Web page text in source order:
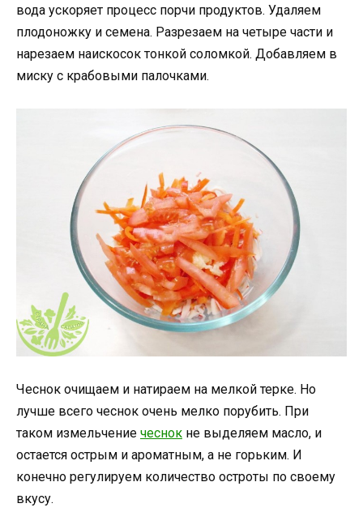
вода ускоряет процесс порчи продуктов. Удаляем
плодоножку и семена. Разрезаем на четыре части и
нарезаем наискосок тонкой соломкой. Добавляем в
миску с крабовыми палочками.
Чеснок очищаем и натираем на мелкой терке. Но
лучше всего чеснок очень мелко порубить. При
таком измельчение чеснок не выделяем масло, и
остается острым и ароматным, а не горьким. И
конечно регулируем количество остроты по своему
вкусу.